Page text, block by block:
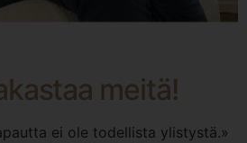
meitä!
ei ole todellista ylistystä.»